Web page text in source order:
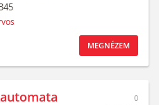
MEGNÉZEM
0